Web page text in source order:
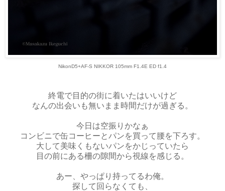
NikonD5+AF-S NIKKOR 105mm F1.4E ED f1.4
終電で目的の街に着いたはいいけど
なんの出会いも無いまま時間だけが過ぎる。
今日は空振りかなぁ
コンビニで缶コーヒーとパンを買って腰を下ろす。
大して美味くもないパンをかじっていたら
目の前にある柵の隙間から視線を感じる。
あー、やっぱり持ってるわ俺。
探して回らなくても、